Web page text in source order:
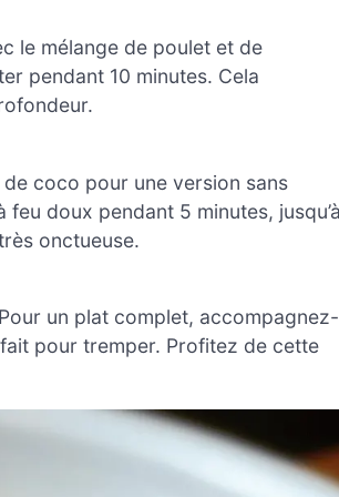
le mélange de poulet et de
pendant 10 minutes. Cela
coco pour une version sans
doux pendant 5 minutes,
onctueuse.
un plat complet, accompagnez-
pour tremper. Profitez de cette